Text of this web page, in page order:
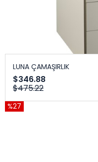
LUNA ÇAMAŞIRLIK
$346.88
$475.22
%27